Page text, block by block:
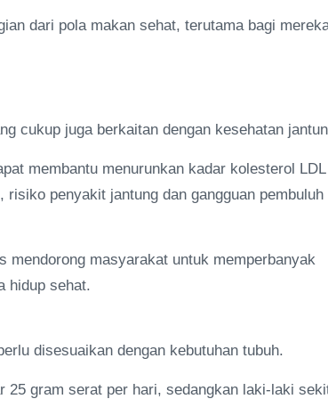
dari pola makan sehat, terutama bagi
cukup juga berkaitan dengan kesehatan
membantu menurunkan kadar kolesterol LDL
penyakit jantung dan gangguan pembuluh
mendorong masyarakat untuk memperbanyak
hidup sehat.
disesuaikan dengan kebutuhan tubuh.
25 gram serat per hari, sedangkan laki-laki